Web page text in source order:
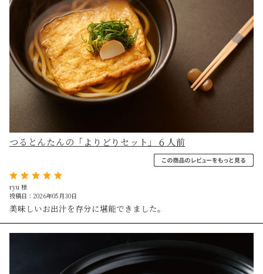
つるとんたんの「よりどりセット」６人前
ryu 様
投稿日：2026年05月30日
美味しいお出汁を存分に堪能できました。